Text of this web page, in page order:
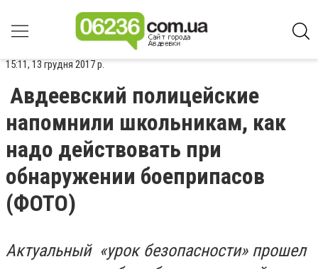
15:11, 13 грудня 2017 р.
Авдеевский полицейские
напомнили школьникам, как
надо действовать при
обнаружении боеприпасов
(ФОТО)
Актуальный «урок безопасности» прошел